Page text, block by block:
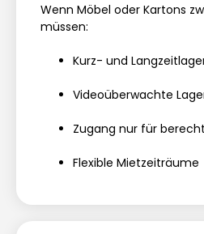
Wenn Möbel oder Kartons
müssen:
Kurz- und
Videoüberwachte
Zugang nur für
Flexible Mietzeiträume